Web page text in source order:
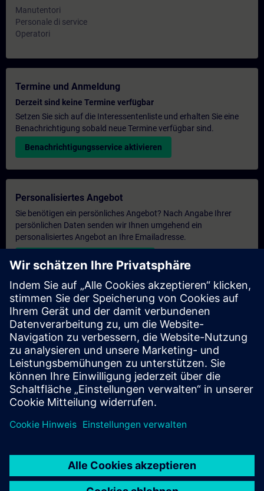
Manutentori
Personale di service
Operatori
Termine und Anmeldung
Derzeit sind keine Termine verfügbar
Setzen Sie sich auf die Interessentenliste und erhalten Sie eine
Benachrichtigung sobald neue Termine verfügbar sind.
Benachrichtigungsservice aktivieren
Personalisiertes Angebot
Sie benötigen ein persönliches Angebot? Nach Angabe Ihrer
persönlichen Daten senden wir Ihnen umgehend ein
personalisiertes Angebot an Ihre Emailadresse.
Persönliches Angebot zusenden
Anfrage Exklusivtraining
Haben Sie Bedarf an einem höheren Schulungsangebot und
brauchen ein exklusives Training – entweder vor Ort bei Ihnen,
virtuell oder in einem SITRAIN Trainingscenter? Nachdem Sie
uns Ihre persönlichen Daten und Ihren Trainingsbedarf
übermittelt haben, bekommen Sie von uns ein Angebot für eine
exklusive Schulung.
Exklusives Angebot anfragen